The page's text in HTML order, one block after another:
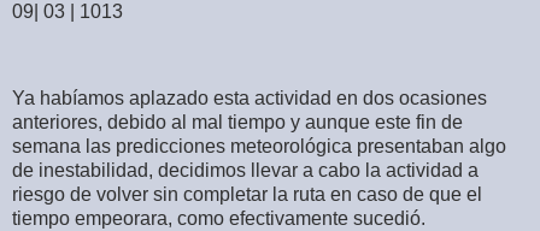
09| 03 | 1013
Ya habíamos aplazado esta actividad en dos ocasiones
anteriores, debido al mal tiempo y aunque este fin de
semana las predicciones meteorológica presentaban algo
de inestabilidad, decidimos llevar a cabo la actividad a
riesgo de volver sin completar la ruta en caso de que el
tiempo empeorara, como efectivamente sucedió.